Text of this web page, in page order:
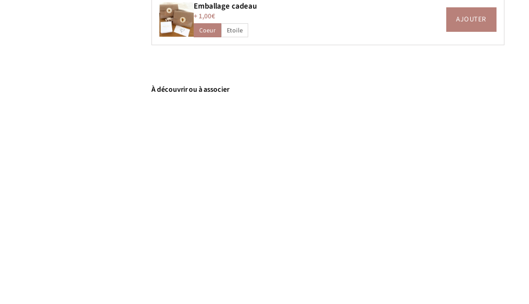
Emballage cadeau
+1,00€
Coeur Etoile
AJOUTER
À découvrir ou à associer